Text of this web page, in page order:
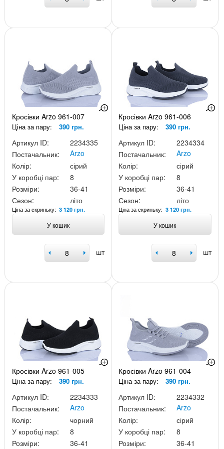
Кросівки Arzo 961-007
Ціна за пару: 390 грн.
Артикул ID:
2234335
Постачальник:
Arzo
Колір:
сірий
У коробці пар:
8
Розміри:
36-41
Сезон:
літо
Ціна за скриньку: 3 120 грн.
У кошик
шт
Кросівки Arzo 961-006
Ціна за пару: 390 грн.
Артикул ID:
2234334
Постачальник:
Arzo
Колір:
сірий
У коробці пар:
8
Розміри:
36-41
Сезон:
літо
Ціна за скриньку:3 120 грн.
У кошик
шт
Кросівки Arzo 961-005
Ціна за пару: 390 грн.
Артикул ID:
2234333
Постачальник:
Arzo
Колір:
чорний
У коробці пар:
8
Розміри:
36-41
Кросівки Arzo 961-004
Ціна за пару: 390 грн.
Артикул ID:
2234332
Постачальник:
Arzo
Колір:
сірий
У коробці пар:
8
Розміри:
36-41